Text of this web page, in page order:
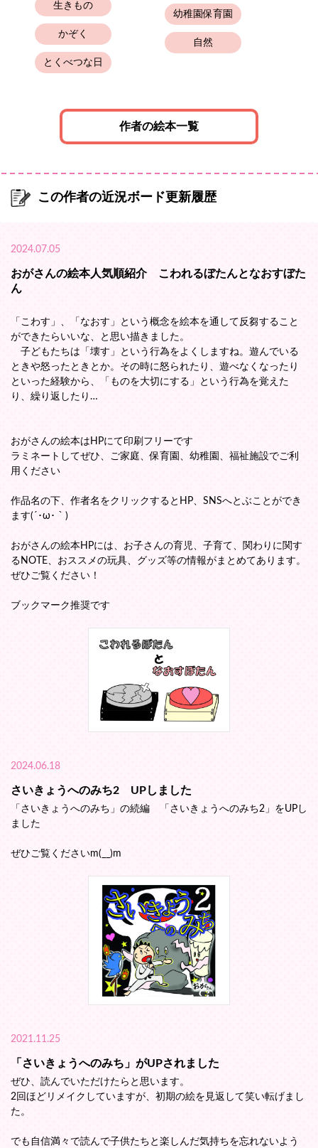
生きもの
かぞく
とくべつな日
幼稚園保育園
自然
作者の絵本一覧
この作者の近況ボード更新履歴
2024.07.05
おがさんの絵本人気順紹介 こわれるぼたんとなおすぼた
ん
「こわす」、「なおす」という概念を絵本を通して反芻すること
ができたらいいな、と思い描きました。
子どもたちは「壊す」という行為をよくしますね。遊んでいる
ときや怒ったときとか。その時に怒られたり、遊べなくなったり
といった経験から、「ものを大切にする」という行為を覚えた
り、繰り返したり…
おがさんの絵本はHPにて印刷フリーです
ラミネートしてぜひ、ご家庭、保育園、幼稚園、福祉施設でご利
用ください
作品名の下、作者名をクリックするとHP、SNSへとぶことができ
ます(´･ω･｀)
おがさんの絵本HPには、お子さんの育児、子育て、関わりに関す
るNOTE、おススメの玩具、グッズ等の情報がまとめてあります。
ぜひご覧ください！
ブックマーク推奨です
2024.06.18
さいきょうへのみち2 UPしました
「さいきょうへのみち」の続編 「さいきょうへのみち2」をUPし
ました
ぜひご覧くださいm(__)m
2021.11.25
「さいきょうへのみち」がUPされました
ぜひ、読んでいただけたらと思います。
2回ほどリメイクしていますが、初期の絵を見返して笑い転げまし
た。
でも自信満々で読んで子供たちと楽しんだ気持ちを忘れないよう